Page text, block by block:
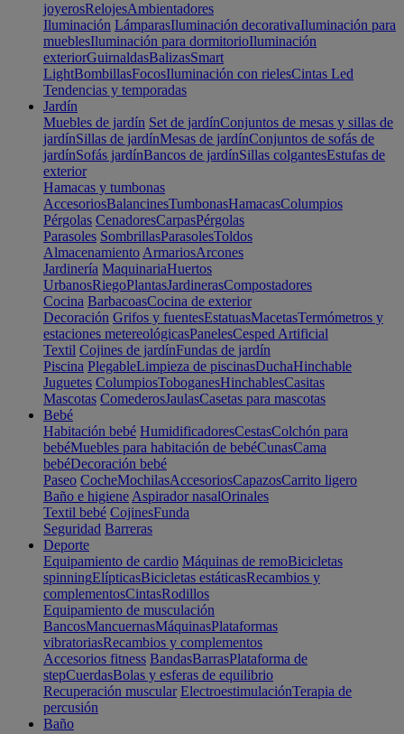
joyerosRelojesAmbientadores
Iluminación LámparasIluminación decorativaIluminación para
mueblesIluminación para dormitorioIluminación
exteriorGuirnaldasBalizasSmart
LightBombillasFocosIluminación con rielesCintas Led
Tendencias y temporadas
Jardín
Muebles de jardín Set de jardínConjuntos de mesas y sillas de
jardínSillas de jardínMesas de jardínConjuntos de sofás de
jardínSofás jardínBancos de jardínSillas colgantesEstufas de
exterior
Hamacas y tumbonas
AccesoriosBalancinesTumbonasHamacasColumpios
Pérgolas CenadoresCarpasPérgolas
Parasoles SombrillasParasolesToldos
Almacenamiento ArmariosArcones
Jardinería MaquinariaHuertos
UrbanosRiegoPlantasJardinerasCompostadores
Cocina BarbacoasCocina de exterior
Decoración Grifos y fuentesEstatuasMacetasTermómetros y
estaciones metereológicasPanelesCesped Artificial
Textil Cojines de jardínFundas de jardín
Piscina PlegableLimpieza de piscinasDuchaHinchable
Juguetes ColumpiosToboganesHinchablesCasitas
Mascotas ComederosJaulasCasetas para mascotas
Bebé
Habitación bebé HumidificadoresCestasColchón para
bebéMuebles para habitación de bebéCunasCama
bebéDecoración bebé
Paseo CocheMochilasAccesoriosCapazosCarrito ligero
Baño e higiene Aspirador nasalOrinales
Textil bebé CojinesFunda
Seguridad Barreras
Deporte
Equipamiento de cardio Máquinas de remoBicicletas
spinningElípticasBicicletas estáticasRecambios y
complementosCintasRodillos
Equipamiento de musculación
BancosMancuernasMáquinasPlataformas
vibratoriasRecambios y complementos
Accesorios fitness BandasBarrasPlataforma de
stepCuerdasBolas y esferas de equilibrio
Recuperación muscular ElectroestimulaciónTerapia de
percusión
Baño